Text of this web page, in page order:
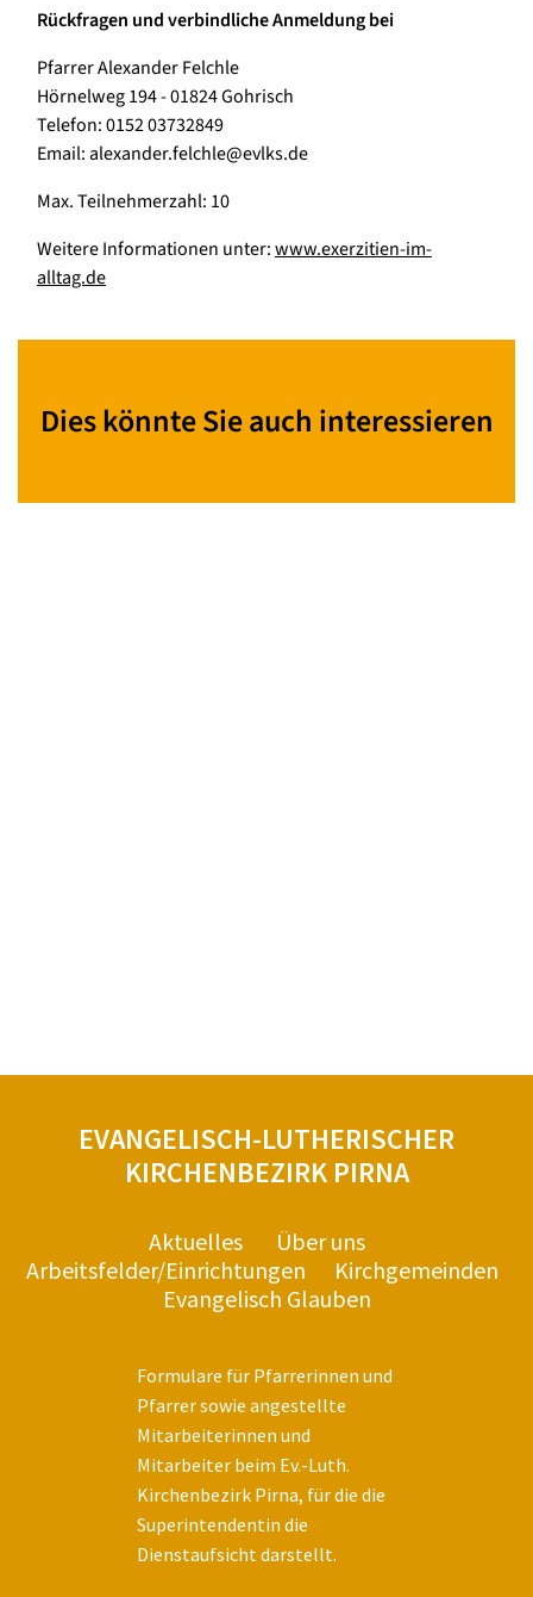
Rückfragen und verbindliche Anmeldung bei
Pfarrer Alexander Felchle
Hörnelweg 194 - 01824 Gohrisch
Telefon: 0152 03732849
Email: alexander.felchle@evlks.de
Max. Teilnehmerzahl: 10
Weitere Informationen unter:www.exerzitien-im-
alltag.de
Dies könnte Sie auch interessieren
EVANGELISCH-LUTHERISCHER
KIRCHENBEZIRK PIRNA
Aktuelles
Über uns
Arbeitsfelder/Einrichtungen
Kirchgemeinden
Evangelisch Glauben
Formulare für Pfarrerinnen und
Pfarrer sowie angestellte
Mitarbeiterinnen und
Mitarbeiter beim Ev.-Luth.
Kirchenbezirk Pirna, für die die
Superintendentin die
Dienstaufsicht darstellt.